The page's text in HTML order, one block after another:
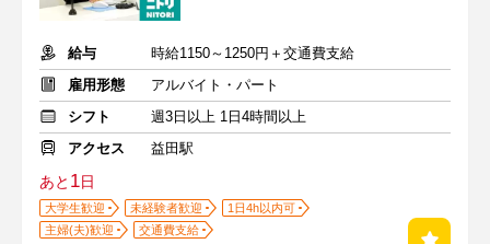
給与
時給1150～1250円＋交通費支給
雇用形態
アルバイト・パート
シフト
週3日以上 1日4時間以上
アクセス
益田駅
あと 1日
大学生歓迎 未経験者歓迎
1日4h以内可
主婦(夫)歓迎
交通費支給